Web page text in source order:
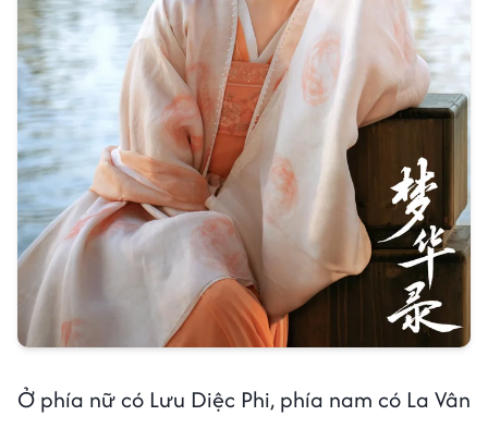
Ở phía nữ có Lưu Diệc Phi, phía nam có La Vân